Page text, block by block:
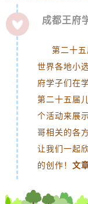
成都王府
第二十五
世界各地小
府学子们在
第二十五届
个活动来展
哥相关的各
让我们一起
的创作！ 文